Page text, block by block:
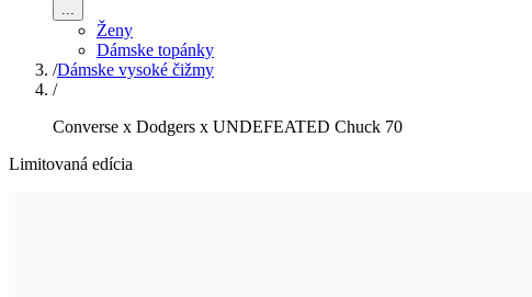
...
Ženy
Dámske topánky
/Dámske vysoké čižmy
/
Converse x Dodgers x UNDEFEATED Chuck 70
Limitovaná edícia